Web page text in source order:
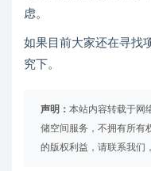
虑。
如果目前大家还在寻找
究下。
声明： 本站内容转载于网
储空间服务，不拥有所有
的版权利益，请联系我们